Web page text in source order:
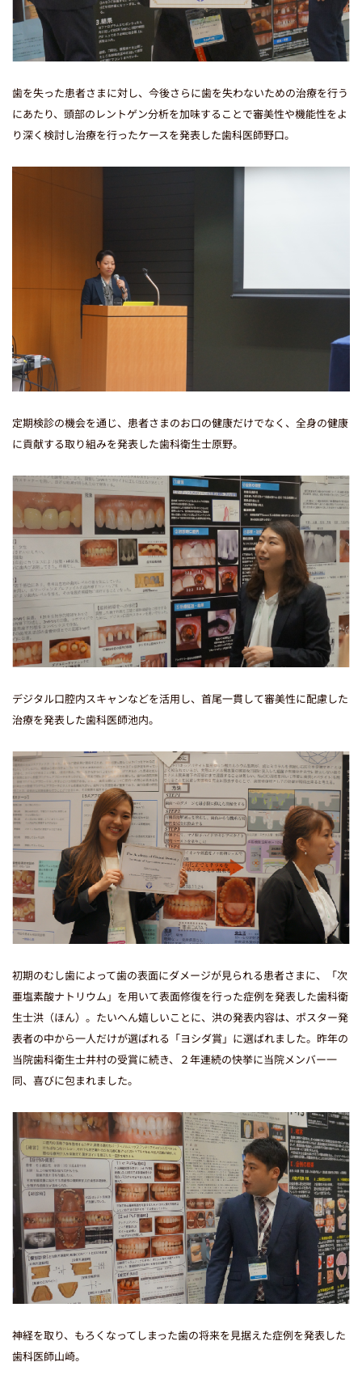
歯を失った患者さまに対し、今後さらに歯を失わないための治療を行う
にあたり、頭部のレントゲン分析を加味することで審美性や機能性をよ
り深く検討し治療を行ったケースを発表した歯科医師野口。
定期検診の機会を通じ、患者さまのお口の健康だけでなく、全身の健康
に貢献する取り組みを発表した歯科衛生士原野。
デジタル口腔内スキャンなどを活用し、首尾一貫して審美性に配慮した
治療を発表した歯科医師池内。
初期のむし歯によって歯の表面にダメージが見られる患者さまに、「次
亜塩素酸ナトリウム」を用いて表面修復を行った症例を発表した歯科衛
生士洪（ほん）。たいへん嬉しいことに、洪の発表内容は、ポスター発
表者の中から一人だけが選ばれる「ヨシダ賞」に選ばれました。昨年の
当院歯科衛生士井村の受賞に続き、２年連続の快挙に当院メンバー一
同、喜びに包まれました。
神経を取り、もろくなってしまった歯の将来を見据えた症例を発表した
歯科医師山崎。
医院コードが
STEP01 まず医院コードをコピー
k00000129
STEP02 LINE 友だち追加